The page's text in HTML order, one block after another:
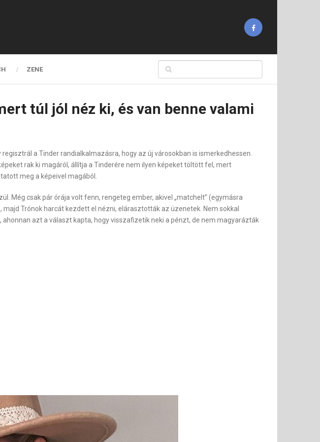
ZENE
túl jól néz ki, és van benne valami
a Tinder randialkalmazásra, hogy az új városokban is ismerkedhessen.
rak ki magáról, állítja a Tinderére nem ilyen képeket töltött fel, mert
meg a képeivel magából.
Még csak pár órája volt fenn, rengeteg ember, akivel „matchelt” (egymásra
Trónok harcát kezdett el nézni, elárasztották az üzenetek. Nem sokkal
azt a választ kapta, hogy visszafizetik neki a pénzt, de nem magyarázták